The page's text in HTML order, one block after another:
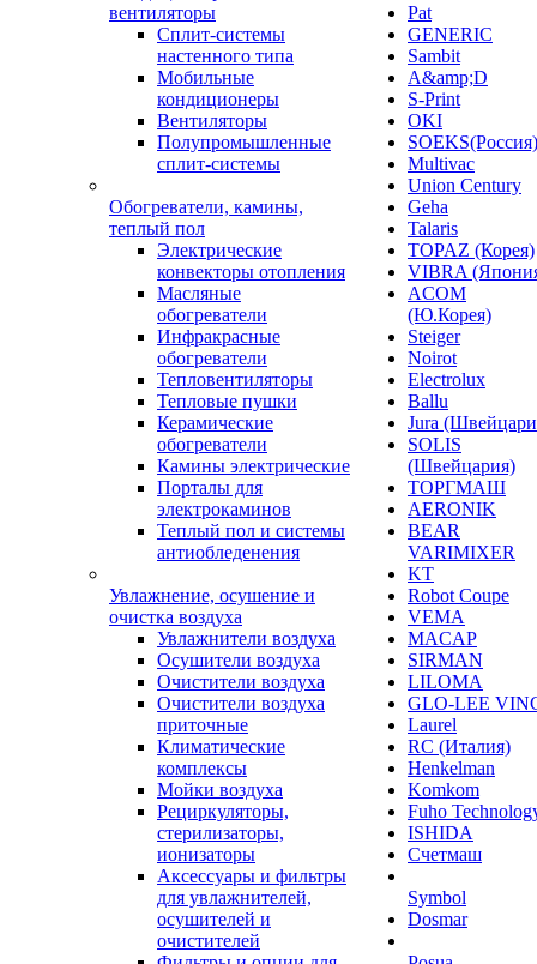
вентиляторы
Сплит-системы
настенного типа
Мобильные
кондиционеры
Вентиляторы
Полупромышленные
сплит-системы
Обогреватели, камины,
теплый пол
Электрические
конвекторы отопления
Масляные
обогреватели
Инфракрасные
обогреватели
Тепловентиляторы
Тепловые пушки
Керамические
обогреватели
Камины электрические
Порталы для
электрокаминов
Теплый пол и системы
антиобледенения
Увлажнение, осушение и
очистка воздуха
Увлажнители воздуха
Осушители воздуха
Очистители воздуха
Очистители воздуха
приточные
Климатические
комплексы
Мойки воздуха
Рециркуляторы,
стерилизаторы,
ионизаторы
Аксессуары и фильтры
для увлажнителей,
осушителей и
очистителей
Pat
GENERIC
Sambit
A&amp;D
S-Print
OKI
SOEKS(Россия)
Multivac
Union Century
Geha
Talaris
TOPAZ (Корея)
VIBRA
ACOM
(Ю.Корея)
Steiger
Noirot
Electrolux
Ballu
Jura
SOLIS
(Швейцария)
ТОРГМАШ
AERONIK
BEAR
VARIMIXER
KT
Robot Coupe
VEMA
MACAP
SIRMAN
LILOMA
GLO-LEE
Laurel
RC (Италия)
Henkelman
Komkom
Fuho
ISHIDA
Счетмаш
Symbol
Dosmar